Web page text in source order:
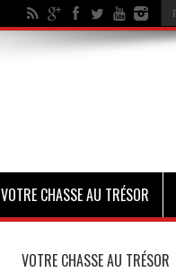
VOTRE CHASSE AU TRÉSOR
VOTRE CHASSE AU TRÉSOR